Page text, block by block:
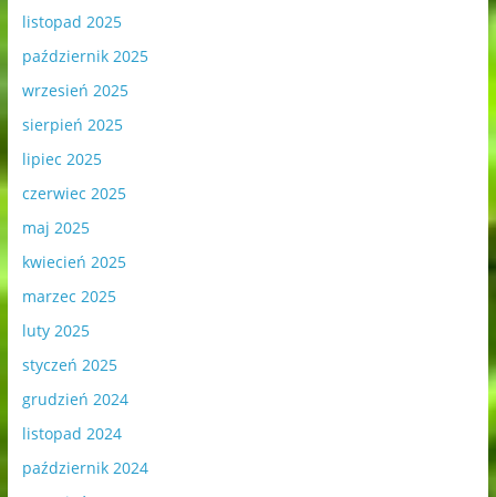
listopad 2025
październik 2025
wrzesień 2025
sierpień 2025
lipiec 2025
czerwiec 2025
maj 2025
kwiecień 2025
marzec 2025
luty 2025
styczeń 2025
grudzień 2024
listopad 2024
październik 2024